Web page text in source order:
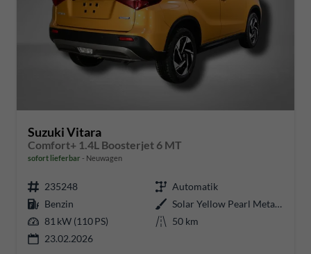
Suzuki Vitara
Comfort+ 1.4L Boosterjet 6 MT
sofort lieferbar Neuwagen
235248
Automatik
Benzin
Solar Yellow Pearl Metallic / Cosmic Black Pearl Metallic
81 kW (110 PS)
50 km
23.02.2026